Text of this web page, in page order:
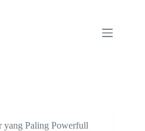
yang Paling Powerfull